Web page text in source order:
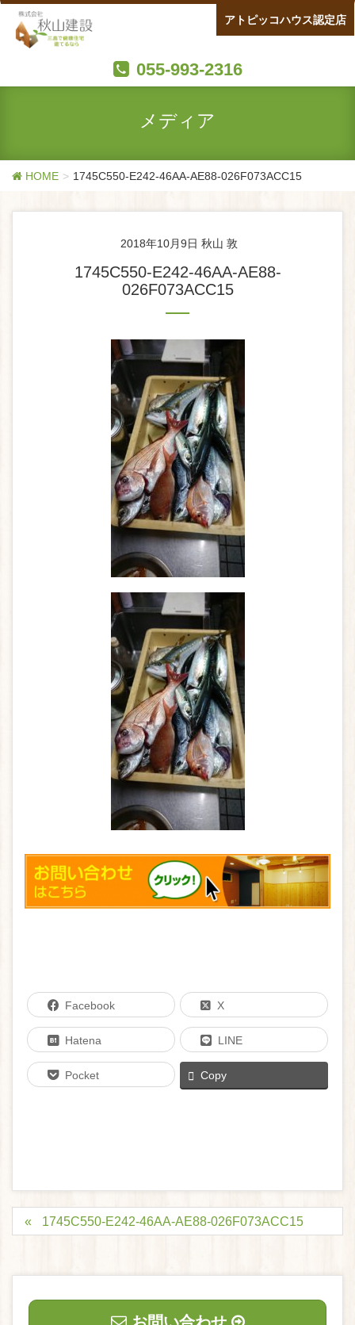
055-993-2316
アトピッコハウス認定店
メディア
HOME 1745C550-E242-46AA-AE88-026F073ACC15
2018年10月9日 秋山 敦
1745C550-E242-46AA-AE88-
026F073ACC15
Facebook X
Hatena LINE
Pocket Copy
1745C550-E242-46AA-AE88-026F073ACC15